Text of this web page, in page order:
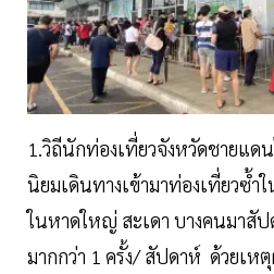
1.วิถีนักท่องเที่ยวจังหวัดชายแด
นิยมเดินทางเข้ามาท่องเที่ยวซ้ำ
ในหาดใหญ่ สะเดา บางคนมาสัป
มากกว่า 1 ครั้ง/ สัปดาห์ ด้วยเ